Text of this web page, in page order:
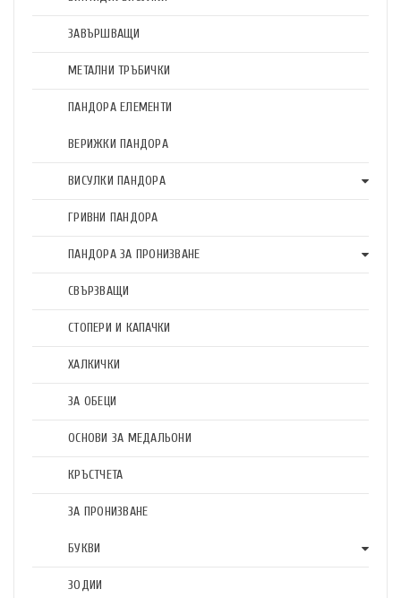
ЗАВЪРШВАЩИ
МЕТАЛНИ ТРЪБИЧКИ
ПАНДОРА ЕЛЕМЕНТИ
ВЕРИЖКИ ПАНДОРА
ВИСУЛКИ ПАНДОРА
ГРИВНИ ПАНДОРА
ПАНДОРА ЗА ПРОНИЗВАНЕ
СВЪРЗВАЩИ
СТОПЕРИ И КАПАЧКИ
ХАЛКИЧКИ
ЗА ОБЕЦИ
ОСНОВИ ЗА МЕДАЛЬОНИ
КРЪСТЧЕТА
ЗА ПРОНИЗВАНЕ
БУКВИ
ЗОДИИ